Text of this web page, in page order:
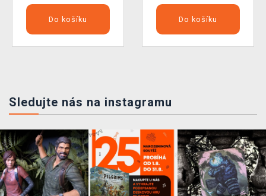
Do košíku Do košíku
Sledujte nás na instagramu